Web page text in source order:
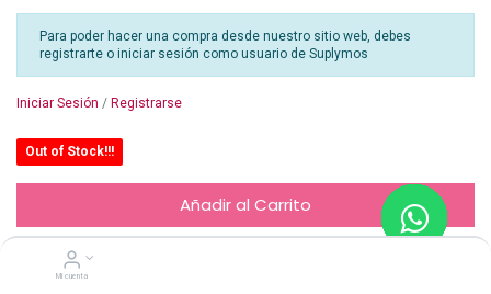
Mi cuenta
Para poder hacer una compra desde nuestro sitio web, debes
registrarte o iniciar sesión como usuario de Suplymos
Iniciar Sesión / Registrarse
Out of Stock!!!
Añadir al Carrito